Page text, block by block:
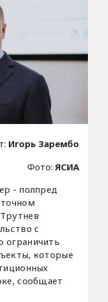
Игорь Зарембо
Фото:ЯСИА
- полпред
с
ограничить
которые
сообщает